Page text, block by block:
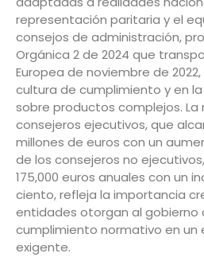
representación paritaria y el
consejos de administración,
Orgánica 2 de 2024 que
Europea de noviembre de
cultura de cumplimiento y en
sobre productos complejos. La
consejeros ejecutivos, que
millones de euros con un
de los consejeros no
175,000 euros anuales con un
ciento, refleja la importancia
entidades otorgan al gobierno
cumplimiento normativo en un
exigente.